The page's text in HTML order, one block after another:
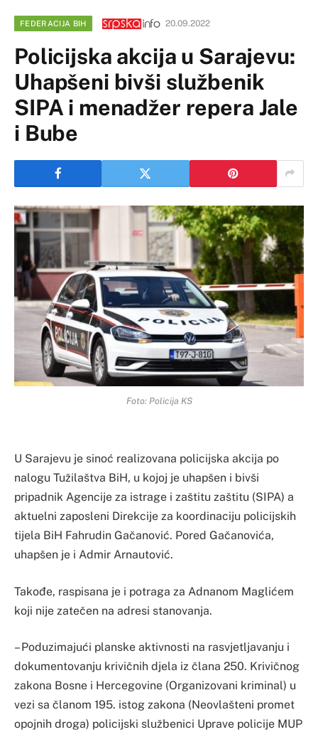
FEDERACIJA BIH 20.09.2022
Policijska akcija u Sarajevu:
Uhapšeni bivši službenik
SIPA i menadžer repera Jale
i Bube
Foto: Policija KS
U Sarajevu je sinoć realizovana policijska akcija po
nalogu Tužilaštva BiH, u kojoj je uhapšen i bivši
pripadnik Agencije za istrage i zaštitu zaštitu (SIPA) a
aktuelni zaposleni Direkcije za koordinaciju policijskih
tijela BiH Fahrudin Gačanović. Pored Gačanovića,
uhapšen je i Admir Arnautović.
Takođe, raspisana je i potraga za Adnanom Maglićem
koji nije zatečen na adresi stanovanja.
– Poduzimajući planske aktivnosti na rasvjetljavanju i
dokumentovanju krivičnih djela iz člana 250. Krivičnog
zakona Bosne i Hercegovine (Organizovani kriminal) u
vezi sa članom 195. istog zakona (Neovlašteni promet
opojnih droga) policijski službenici Uprave policije MUP